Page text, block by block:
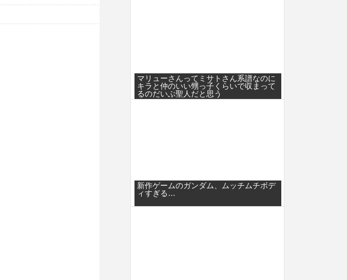
マリューさんってミサトさん系譜なのに
キラと仲のいい甥っ子くらいで収まって
るのだいぶ聖人だと思う
新作ゲームのガンダム、ムッチムチボデ
ィすぎる…